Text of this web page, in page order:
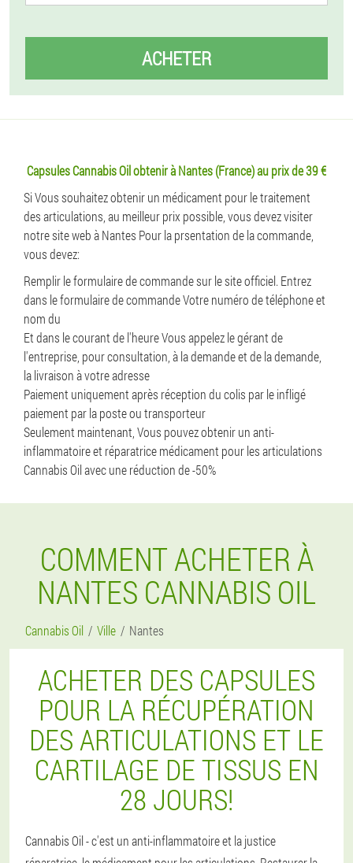
ACHETER
Capsules Cannabis Oil obtenir à Nantes (France) au prix de 39 €
Si Vous souhaitez obtenir un médicament pour le traitement
des articulations, au meilleur prix possible, vous devez visiter
notre site web à Nantes Pour la prsentation de la commande,
vous devez:
Remplir le formulaire de commande sur le site officiel. Entrez
dans le formulaire de commande Votre numéro de téléphone et
nom du
Et dans le courant de l'heure Vous appelez le gérant de
l'entreprise, pour consultation, à la demande et de la demande,
la livraison à votre adresse
Paiement uniquement après réception du colis par le infligé
paiement par la poste ou transporteur
Seulement maintenant, Vous pouvez obtenir un anti-
inflammatoire et réparatrice médicament pour les articulations
Cannabis Oil avec une réduction de -50%
COMMENT ACHETER À
NANTES CANNABIS OIL
Cannabis Oil Ville Nantes
ACHETER DES CAPSULES
POUR LA RÉCUPÉRATION
DES ARTICULATIONS ET LE
CARTILAGE DE TISSUS EN
28 JOURS!
Cannabis Oil - c'est un anti-inflammatoire et la justice